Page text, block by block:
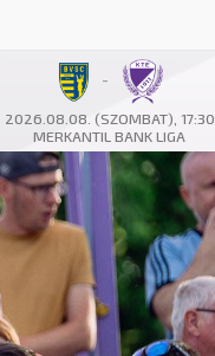
-
2026.08.08. (SZOMBAT), 17:30
MERKANTIL BANK LIGA